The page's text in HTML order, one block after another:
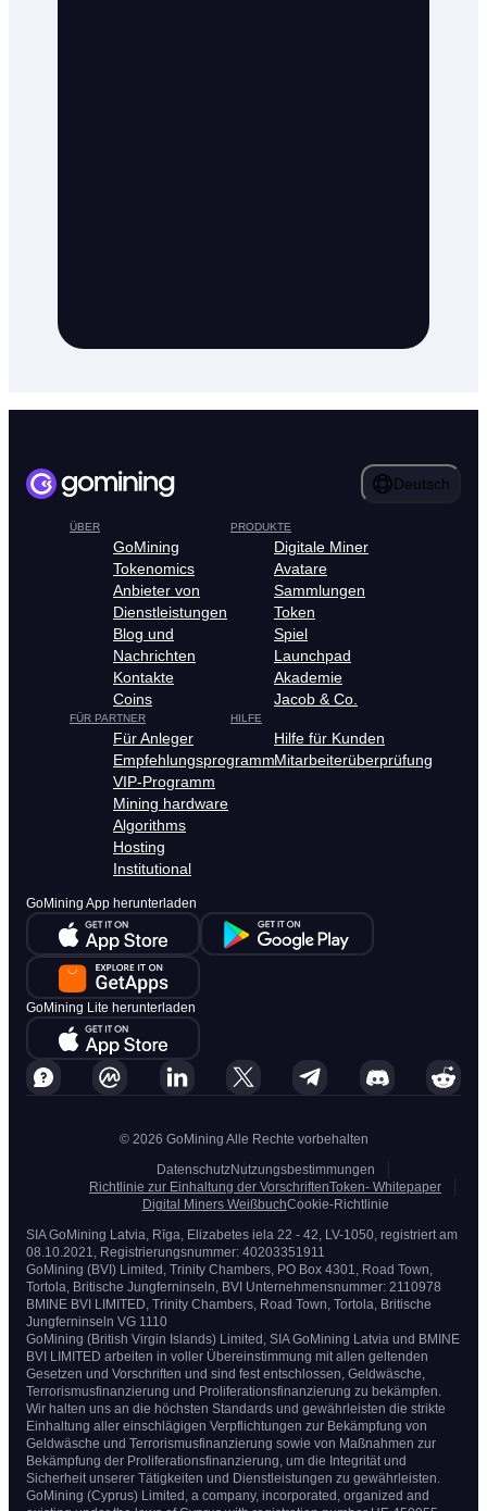
Deutsch
ÜBER
GoMining
Tokenomics
Anbieter von
Dienstleistungen
Blog und
Nachrichten
Kontakte
Coins
PRODUKTE
Digitale Miner
Avatare
Sammlungen
Token
Spiel
Launchpad
Akademie
Jacob & Co.
FÜR PARTNER
Für Anleger
Empfehlungsprogramm
VIP-Programm
Mining hardware
Algorithms
Hosting
Institutional
HILFE
Hilfe für Kunden
Mitarbeiterüberprüfung
GoMining App herunterladen
GoMining Lite herunterladen
© 2026 GoMining Alle Rechte vorbehalten
DatenschutzNutzungsbestimmungen
Richtlinie zur Einhaltung der VorschriftenToken- Whitepaper
Digital Miners WeißbuchCookie-Richtlinie
SIA GoMining Latvia, Rīga, Elizabetes iela 22 - 42, LV-1050, registriert am
08.10.2021, Registrierungsnummer: 40203351911
GoMining (BVI) Limited, Trinity Chambers, PO Box 4301, Road Town,
Tortola, Britische Jungferninseln, BVI Unternehmensnummer: 2110978
BMINE BVI LIMITED, Trinity Chambers, Road Town, Tortola, Britische
Jungferninseln VG 1110
GoMining (British Virgin Islands) Limited, SIA GoMining Latvia und BMINE
BVI LIMITED arbeiten in voller Übereinstimmung mit allen geltenden
Gesetzen und Vorschriften und sind fest entschlossen, Geldwäsche,
Terrorismusfinanzierung und Proliferationsfinanzierung zu bekämpfen.
Wir halten uns an die höchsten Standards und gewährleisten die strikte
Einhaltung aller einschlägigen Verpflichtungen zur Bekämpfung von
Geldwäsche und Terrorismusfinanzierung sowie von Maßnahmen zur
Bekämpfung der Proliferationsfinanzierung, um die Integrität und
Sicherheit unserer Tätigkeiten und Dienstleistungen zu gewährleisten.
GoMining (Cyprus) Limited, a company, incorporated, organized and